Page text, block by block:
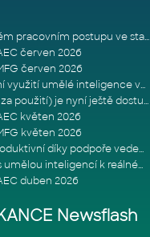
Bluebeam v propojeném pracovním postupu ve stavebnictví: Proč je int
červen 2026
červen 2026
Tři překážky rozšiřování využití umělé inteligence ve stavebním prům
Autodesk Flex (platba za použití) je nyní ještě dostupnější
květen 2026
květen 2026
Udržujte vaše týmy produktivní díky podpoře vedené odborníky
Od experimentování s umělou inteligencí k reálnému dopadu na podniká
duben 2026
Newsflash